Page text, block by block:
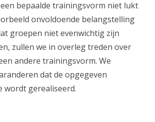
bepaalde trainingsvorm niet lukt
onvoldoende belangstelling
groepen niet evenwichtig zijn
zullen we in overleg treden over
andere trainingsvorm. We
dat de opgegeven
gerealiseerd.